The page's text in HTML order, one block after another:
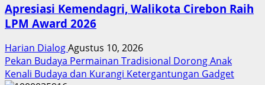
Apresiasi Kemendagri, Walikota Cirebon Raih
LPM Award 2026
Harian DialogAgustus 10, 2026
Pekan Budaya Permainan Tradisional Dorong Anak
Kenali Budaya dan Kurangi Ketergantungan Gadget